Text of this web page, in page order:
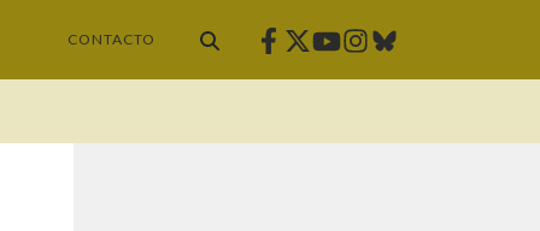
CONTACTO Facebook
Twitter
Youtube
Instagram
Bluesky